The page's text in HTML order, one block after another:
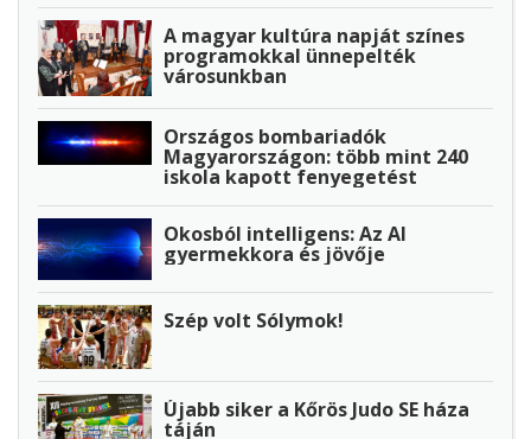
A magyar kultúra napját színes
programokkal ünnepelték
városunkban
Országos bombariadók
Magyarországon: több mint 240
iskola kapott fenyegetést
Okosból intelligens: Az AI
gyermekkora és jövője
Szép volt Sólymok!
Újabb siker a Kőrös Judo SE háza
táján